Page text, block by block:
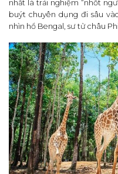
nhất là trải nghiệm “nhốt
buýt chuyên dụng đi sâu
nhìn hổ Bengal, sư tử châu